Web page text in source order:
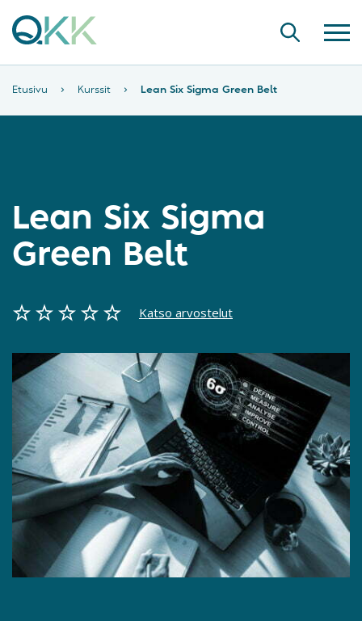
Etusivu › Kurssit › Lean Six Sigma Green Belt
Lean Six Sigma
Green Belt
Katso arvostelut